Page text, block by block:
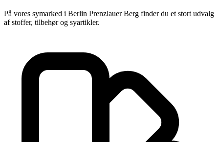
På vores symarked i Berlin Prenzlauer Berg finder du et stort udvalg
af stoffer, tilbehør og syartikler.